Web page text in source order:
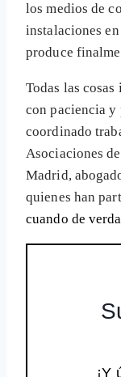
los medios de
instalaciones
produce
Todas las
con paciencia y
coordinado
Asociaciones
Madrid,
quienes han
cuando de
¡Y